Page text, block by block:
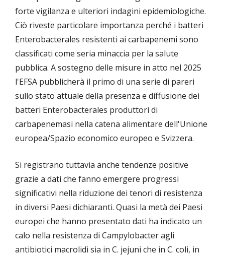
forte vigilanza e ulteriori indagini epidemiologiche.
Ciò riveste particolare importanza perché i batteri
Enterobacterales resistenti ai carbapenemi sono
classificati come seria minaccia per la salute
pubblica. A sostegno delle misure in atto nel 2025
l'EFSA pubblicherà il primo di una serie di pareri
sullo stato attuale della presenza e diffusione dei
batteri Enterobacterales produttori di
carbapenemasi nella catena alimentare dell'Unione
europea/Spazio economico europeo e Svizzera.
Si registrano tuttavia anche tendenze positive
grazie a dati che fanno emergere progressi
significativi nella riduzione dei tenori di resistenza
in diversi Paesi dichiaranti. Quasi la metà dei Paesi
europei che hanno presentato dati ha indicato un
calo nella resistenza di Campylobacter agli
antibiotici macrolidi sia in C. jejuni che in C. coli, in